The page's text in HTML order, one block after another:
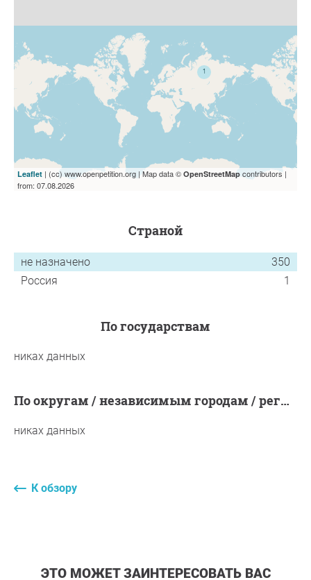
Leaflet | (cc) www.openpetition.org | Map data © OpenStreetMap contributors |
from: 07.08.2026
страной
не назначено
350
Россия
1
по государствам
никах данных
по округам / независимым городам / регионам / муниципалитетам
никах данных
К обзору
ЭТО МОЖЕТ ЗАИНТЕРЕСОВАТЬ ВАС